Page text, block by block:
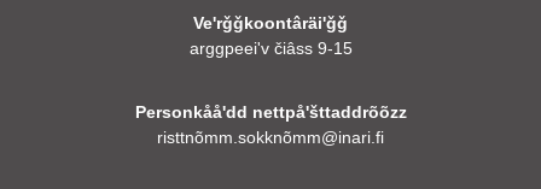
Veʹrǧǧkoontâräiʹǧǧ
arggpeeiʹv čiâss 9-15
Personkååʹdd nettpåʹšttaddrõõzz
risttnõmm.sokknõmm@inari.fi